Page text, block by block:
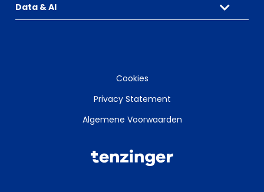
Data & AI
Cookies
Privacy Statement
Algemene Voorwaarden
Tenzinger